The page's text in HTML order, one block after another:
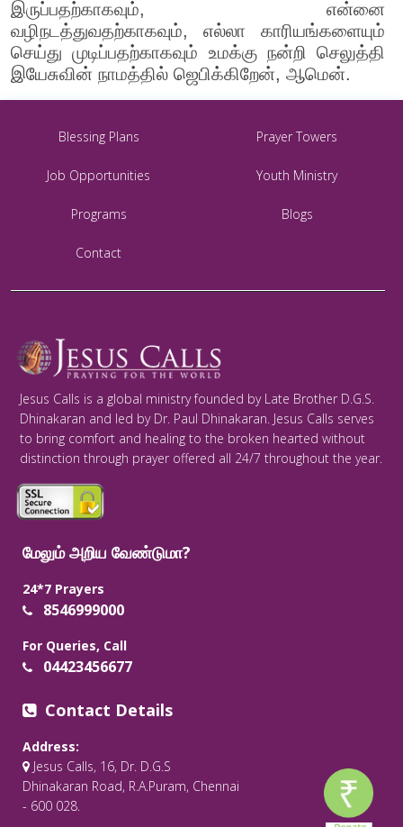
இருப்பதற்காகவும், என்னை
வழிநடத்துவதற்காகவும், எல்லா காரியங்களையும்
செய்து முடிப்பதற்காகவும் உமக்கு நன்றி செலுத்தி
இயேசுவின் நாமத்தில் ஜெபிக்கிறேன், ஆமென்.
Blessing Plans Prayer Towers
Job Opportunities Youth Ministry
Programs Blogs
Contact
Jesus Calls is a global ministry founded by Late Brother D.G.S.
Dhinakaran and led by Dr. Paul Dhinakaran. Jesus Calls serves
to bring comfort and healing to the broken hearted without
distinction through prayer offered all 24/7 throughout the year.
மேலும் அறிய வேண்டுமா?
24*7 Prayers
8546999000
For Queries, Call
04423456677
Contact Details
Address:
Jesus Calls, 16, Dr. D.G.S
Dhinakaran Road, R.A.Puram, Chennai
- 600 028.